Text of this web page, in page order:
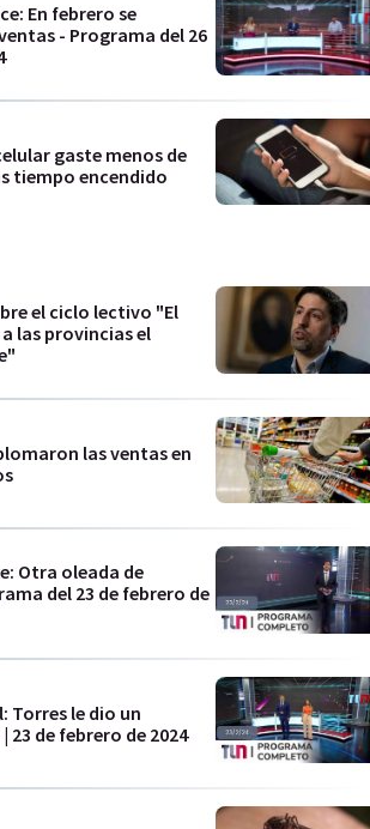
En febrero se
- Programa del 26
gaste menos de
tiempo encendido
el ciclo lectivo "El
las provincias el
las ventas en
Otra oleada de
del 23 de febrero de
Torres le dio un
de febrero de 2024